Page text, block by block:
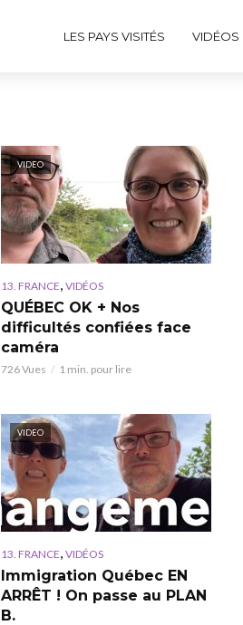
LES PAYS VISITÉS VIDÉOS
VIDEO
13. FRANCE, VIDÉOS
QUÉBEC OK + Nos
difficultés confiées face
caméra
726 Vues 1 min. pour lire
VIDEO
13. FRANCE, VIDÉOS
Immigration Québec EN
ARRÊT ! On passe au PLAN
B.